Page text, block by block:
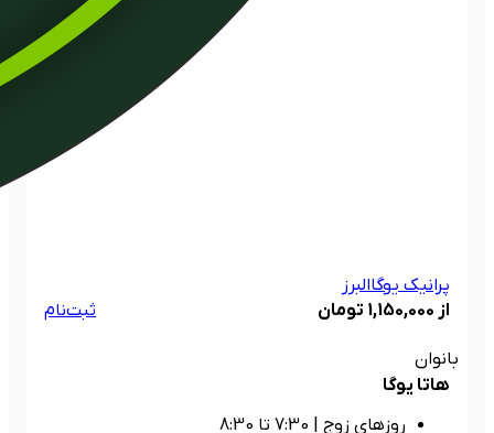
پرانیک یوگاالبرز
از 1,150,000 تومان
ثبت‌نام
بانوان
هاتا یوگا
روزهای زوج
7:30 تا 8:30